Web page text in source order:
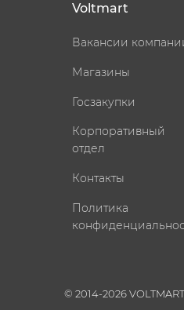
Voltmart
Вакансии
Магазины
Госзакупки
Корпоративный
отдел
Контакты
Политика
© 2014-2026